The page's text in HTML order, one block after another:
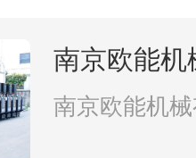
南京欧能机
南京欧能机